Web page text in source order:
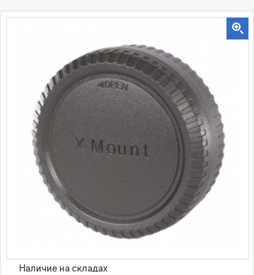
Наличие на складах